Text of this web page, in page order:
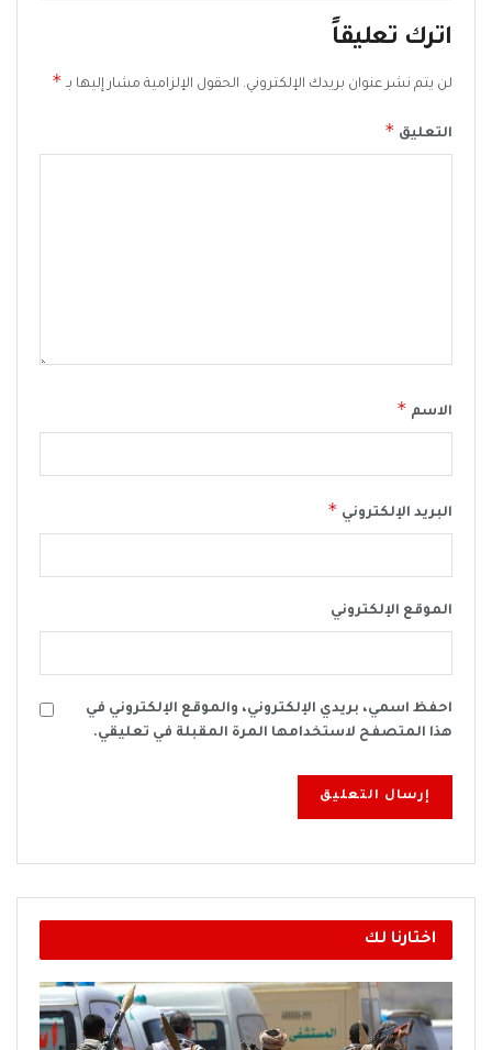
اترك تعليقاً
لن يتم نشر عنوان بريدك الإلكتروني. الحقول الإلزامية مشار إليها بـ *
التعليق *
الاسم *
البريد الإلكتروني *
الموقع الإلكتروني
احفظ اسمي، بريدي الإلكتروني، والموقع الإلكتروني في
هذا المتصفح لاستخدامها المرة المقبلة في تعليقي.
اختارنا لك